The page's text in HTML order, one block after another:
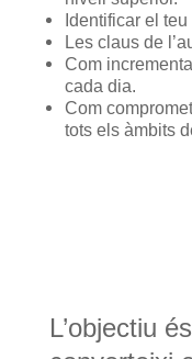
Identificar el
Les claus de
Com
cada dia.
Com
tots els àmbits
L’objectiu